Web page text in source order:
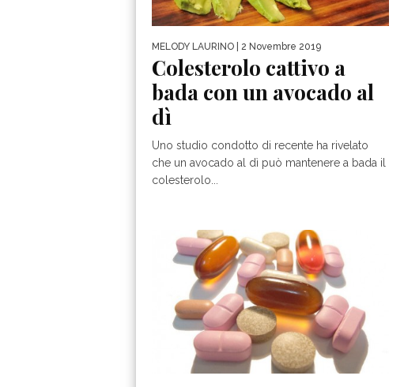
MELODY LAURINO | 2 Novembre 2019
Colesterolo cattivo a
bada con un avocado al
dì
Uno studio condotto di recente ha rivelato
che un avocado al dì può mantenere a bada il
colesterolo...